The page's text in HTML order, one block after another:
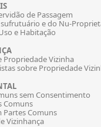
de Passagem
e do Nu-
e Habitação
Propriedade Vizinha
sobre Propriedade
sem Consentimento
Comuns
Partes Comuns
Vizinhança